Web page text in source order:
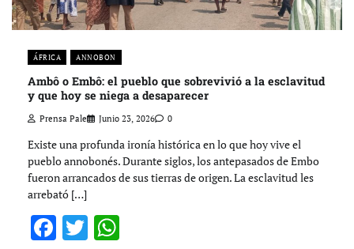
ÁFRICA ANNOBON
Ambô o Embô: el pueblo que sobrevivió a la esclavitud
y que hoy se niega a desaparecer
Prensa Pale Junio 23, 2026 0
Existe una profunda ironía histórica en lo que hoy vive el
pueblo annobonés. Durante siglos, los antepasados de Embo
fueron arrancados de sus tierras de origen. La esclavitud les
arrebató […]
Facebook
Twitter